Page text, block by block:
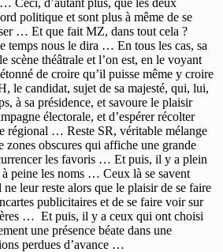
politique et sont plus à même de se
… Et que fait MZ, dans tout cela ?
temps nous le dira … En tous les cas, sa
scène théâtrale et l’on est, en le voyant
de croire qu’il puisse même y croire
le candidat, sujet de sa majesté, qui, lui,
à sa présidence, et savoure le plaisir
électorale, et d’espérer récolter
régional … Reste SR, véritable mélange
zones obscures qui affiche une grande
les favoris … Et puis, il y a plein
peine les noms … Ceux là se savent
leur reste alors que le plaisir de se faire
publicitaires et de se faire voir sur
… Et puis, il y a ceux qui ont choisi
une présence béate dans une
perdues d’avance …